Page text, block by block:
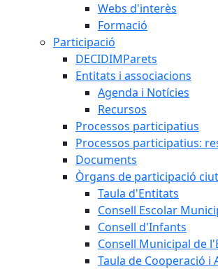
Webs d'interès
Formació
Participació
DECIDIMParets
Entitats i associacions
Agenda i Notícies
Recursos
Processos participatius
Processos participatius:
Documents
Òrgans de participació
Taula d'Entitats
Consell Escolar
Consell d'Infants
Consell Municipal de
Taula de Cooperació i